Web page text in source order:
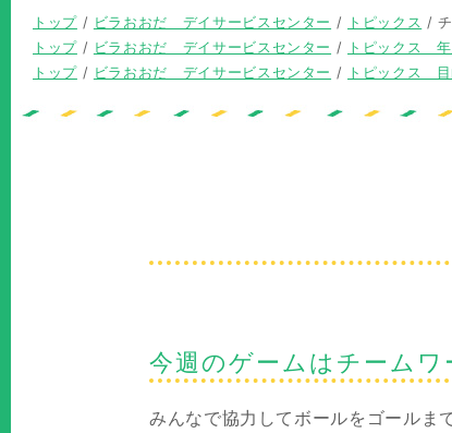
現
在
の
置：
トップ/ ビラおおだ デイサービスセンター / トピックス /
現
在
トップ/ ビラおおだ デイサービスセンター / トピックス
現
トップ/ ビラおおだ デイサービスセンター / トピックス 目
今週のゲームはチームワ
みんなで協力してボールをゴールま